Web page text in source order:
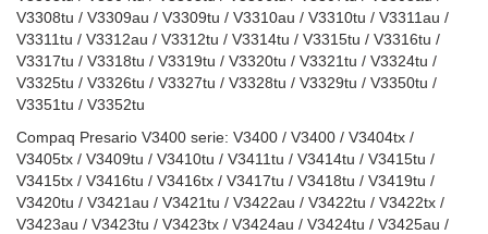
V3308tu / V3309au / V3309tu / V3310au / V3310tu / V3311au /
V3311tu / V3312au / V3312tu / V3314tu / V3315tu / V3316tu /
V3317tu / V3318tu / V3319tu / V3320tu / V3321tu / V3324tu /
V3325tu / V3326tu / V3327tu / V3328tu / V3329tu / V3350tu /
V3351tu / V3352tu
Compaq Presario V3400 serie: V3400 / V3400 / V3404tx /
V3405tx / V3409tu / V3410tu / V3411tu / V3414tu / V3415tu /
V3415tx / V3416tu / V3416tx / V3417tu / V3418tu / V3419tu /
V3420tu / V3421au / V3421tu / V3422au / V3422tu / V3422tx /
V3423au / V3423tu / V3423tx / V3424au / V3424tu / V3425au /